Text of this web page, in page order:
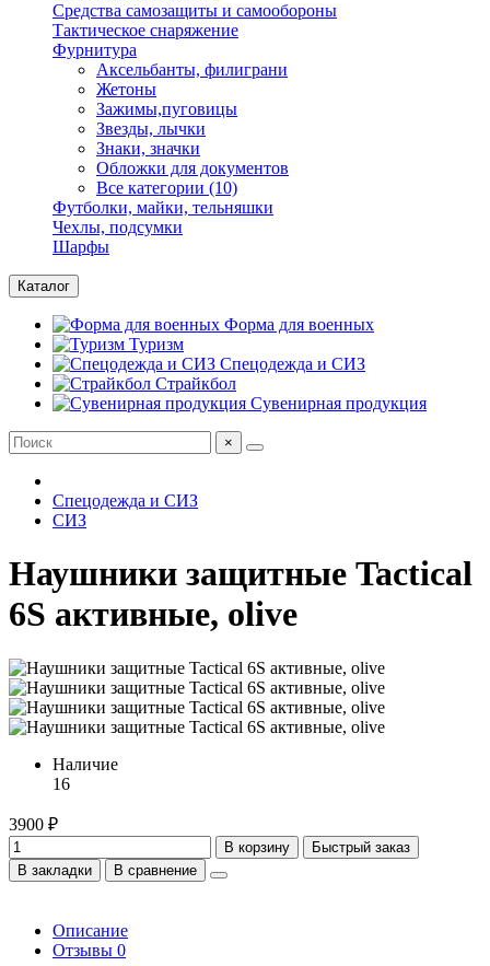
Средства самозащиты и самообороны
Тактическое снаряжение
Фурнитура
Аксельбанты, филиграни
Жетоны
Зажимы,пуговицы
Звезды, лычки
Знаки, значки
Обложки для документов
Все категории (10)
Футболки, майки, тельняшки
Чехлы, подсумки
Шарфы
Каталог
Форма для военных
Туризм
Спецодежда и СИЗ
Страйкбол
Сувенирная продукция
×
Спецодежда и СИЗ
СИЗ
Наушники защитные Tactical
6S активные, olive
Наличие
16
3900 ₽
В корзину
Быстрый заказ
В закладки
В сравнение
Описание
Отзывы 0